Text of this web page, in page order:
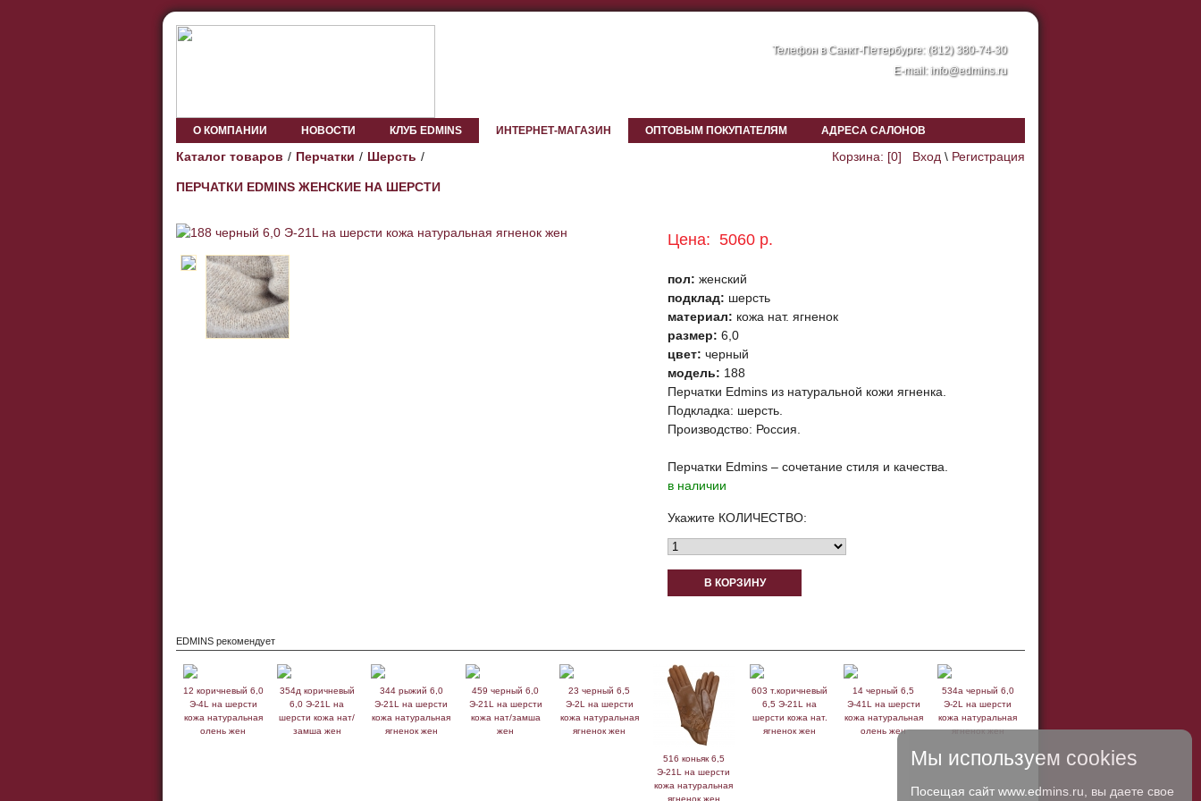
Телефон в Санкт-Петербурге: (812) 380-74-30
E-mail: info@edmins.ru
О КОМПАНИИ НОВОСТИ КЛУБ EDMINS ИНТЕРНЕТ-МАГАЗИН ОПТОВЫМ ПОКУПАТЕЛЯМ АДРЕСА САЛОНОВ
Корзина: [0] Вход \ Регистрация
Каталог товаров Перчатки Шерсть
ПЕРЧАТКИ EDMINS ЖЕНСКИЕ НА ШЕРСТИ
Цена: 5060 р.
пол: женский
подклад: шерсть
материал: кожа нат. ягненок
размер: 6,0
цвет: черный
модель: 188
Перчатки Edmins из натуральной кожи ягненка.
Подкладка: шерсть.
Производство: Россия.
Перчатки Edmins – сочетание стиля и качества.
в наличии
Укажите КОЛИЧЕСТВО:
В КОРЗИНУ
EDMINS рекомендует
12 коричневый 6,0
Э-4L на шерсти
кожа натуральная
олень жен
354д коричневый
6,0 Э-21L на
шерсти кожа нат/
замша жен
344 рыжий 6,0
Э-21L на шерсти
кожа натуральная
ягненок жен
459 черный 6,0
Э-21L на шерсти
кожа нат/замша
жен
23 черный 6,5
Э-2L на шерсти
кожа натуральная
ягненок жен
516 коньяк 6,5
Э-21L на шерсти
кожа натуральная
603 т.коричневый
6,5 Э-21L на
шерсти кожа нат.
ягненок жен
14 черный 6,5
Э-41L на шерсти
кожа натуральная
олень жен
534а черный 6,0
Э-2L на шерсти
кожа натуральная
ягненок жен
Мы используем cookies
Посещая сайт www.edmins.ru, вы даете свое